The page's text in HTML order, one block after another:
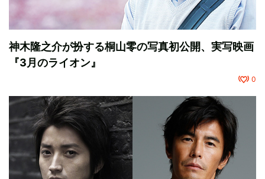
神木隆之介が扮する桐山零の写真初公開、実写映画
『3月のライオン』
0